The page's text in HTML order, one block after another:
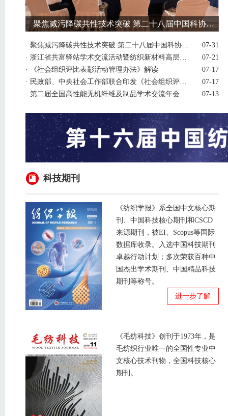
聚焦减污降碳共性技术突破 第二十八届中国科协年会“减污降碳共性技术突破”专题论坛在京举办
· 聚焦减污降碳共性技术突破 第二十八届中国科协年会“减污降碳共性技术突破”专题论坛在京举办
07-31
·
浙江省共富驿站学术交流活动暨纺织新材料高层次人才赋能浙江高校学科建设交流会在绍兴顺利召开
07-21
·
《社会组织评比表彰活动管理办法》解读
07-17
·
民政部、中央社会工作部联合印发《社会组织评比表彰活动管理办法》
07-17
·
第二届全国高性能无机纤维及制品学术交流年会成功召开 07-13
科技期刊
《纺织学报》系全国中文核心期
刊、中国科技核心期刊和CSCD
来源期刊，被EI、Scopus等国际
数据库收录。入选中国科技期刊
卓越行动计划；多次荣获百种中
国杰出学术期刊、中国精品科技
期刊等称号。
进一步了解
《毛纺科技》创刊于1973年，是
毛纺织行业唯一的全国性专业中
文核心技术刊物，全国科技核心
期刊。